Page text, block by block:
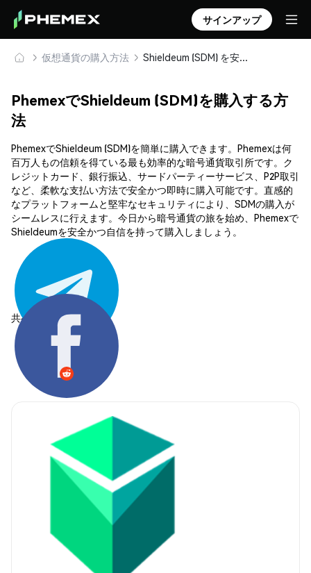
サインアップ
仮想通貨の購入方法 Shieldeum (SDM) を安全に購入・保管
PhemexでShieldeum (SDM)を購入する方
法
PhemexでShieldeum (SDM)を簡単に購入できます。Phemexは何
百万人もの信頼を得ている最も効率的な暗号通貨取引所です。ク
レジットカード、銀行振込、サードパーティーサービス、P2P取引
など、柔軟な支払い方法で安全かつ即時に購入可能です。直感的
なプラットフォームと堅牢なセキュリティにより、SDMの購入が
シームレスに行えます。今日から暗号通貨の旅を始め、Phemexで
Shieldeumを安全かつ自信を持って購入しましょう。
共有する: